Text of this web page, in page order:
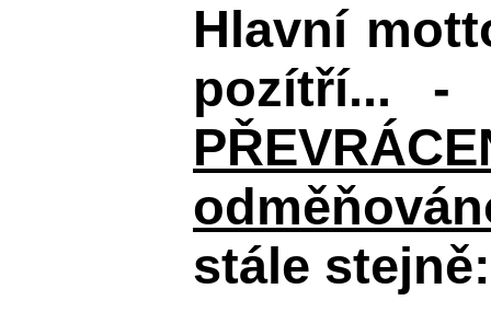
Hlavní
pozítří...
stále stejně: